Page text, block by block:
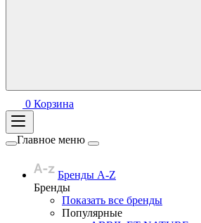
0 Корзина
Главное меню
Бренды A-Z
Бренды
Показать все бренды
Популярные